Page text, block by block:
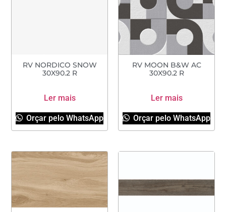
RV NORDICO SNOW
30X90.2 R
Ler mais
Orçar pelo WhatsApp
RV MOON B&W AC
30X90.2 R
Ler mais
Orçar pelo WhatsApp